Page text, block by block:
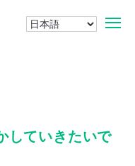
していきたいで